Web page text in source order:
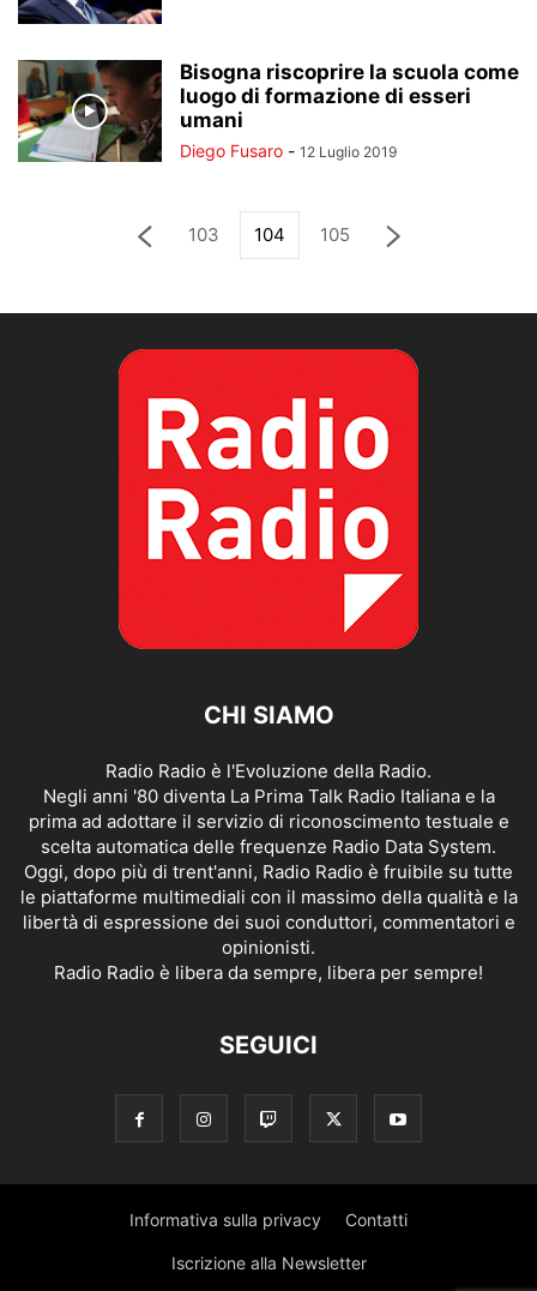
Bisogna riscoprire la scuola come
luogo di formazione di esseri
umani
Diego Fusaro - 12 Luglio 2019
103 104 105
CHI SIAMO
Radio Radio è l'Evoluzione della Radio.
Negli anni '80 diventa La Prima Talk Radio Italiana e la
prima ad adottare il servizio di riconoscimento testuale e
scelta automatica delle frequenze Radio Data System.
Oggi, dopo più di trent'anni, Radio Radio è fruibile su tutte
le piattaforme multimediali con il massimo della qualità e la
libertà di espressione dei suoi conduttori, commentatori e
opinionisti.
Radio Radio è libera da sempre, libera per sempre!
SEGUICI
Informativa sulla privacy Contatti
Iscrizione alla Newsletter